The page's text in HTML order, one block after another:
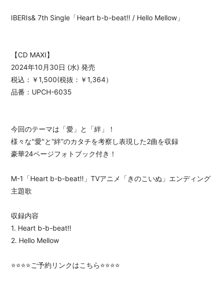
IBERIs& 7th Single「Heart b-b-beat!! / Hello Mellow」
【CD MAXI】
2024年10月30日 (水) 発売
税込：￥1,500(税抜：￥1,364）
品番：UPCH-6035
今回のテーマは「愛」と「絆」！
様々な"愛"と“絆”のカタチを考察し表現した2曲を収録
豪華24ページフォトブック付き！
M-1「Heart b-b-beat!!」TVアニメ「きのこいぬ」エンディング
主題歌
収録内容
1. Heart b-b-beat!!
2. Hello Mellow
⭐️⭐️⭐️⭐️ご予約リンクはこちら⭐️⭐️⭐️⭐️